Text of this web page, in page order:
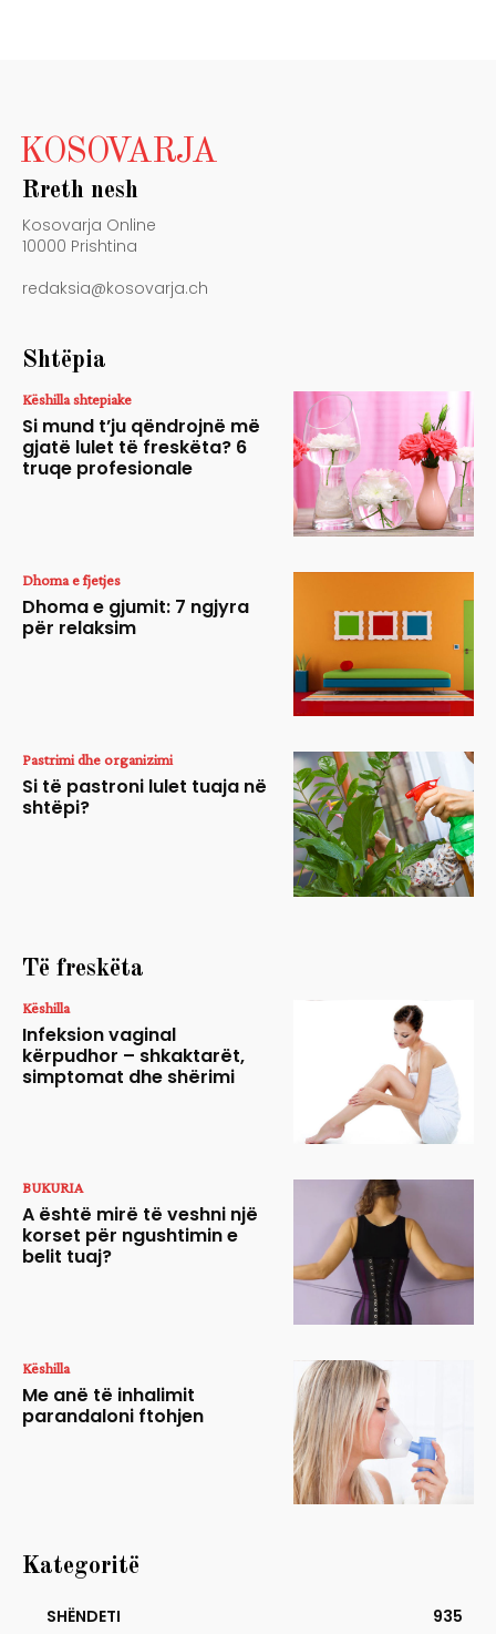
KOSOVARJA
Rreth nesh
Kosovarja Online
10000 Prishtina
redaksia@kosovarja.ch
Shtëpia
Këshilla shtepiake
Si mund t’ju qëndrojnë më
gjatë lulet të freskëta? 6
truqe profesionale
Dhoma e fjetjes
Dhoma e gjumit: 7 ngjyra
për relaksim
Pastrimi dhe organizimi
Si të pastroni lulet tuaja në
shtëpi?
Të freskëta
Këshilla
Infeksion vaginal
kërpudhor – shkaktarët,
simptomat dhe shërimi
BUKURIA
A është mirë të veshni një
korset për ngushtimin e
belit tuaj?
Këshilla
Me anë të inhalimit
parandaloni ftohjen
Kategoritë
SHËNDETI 935